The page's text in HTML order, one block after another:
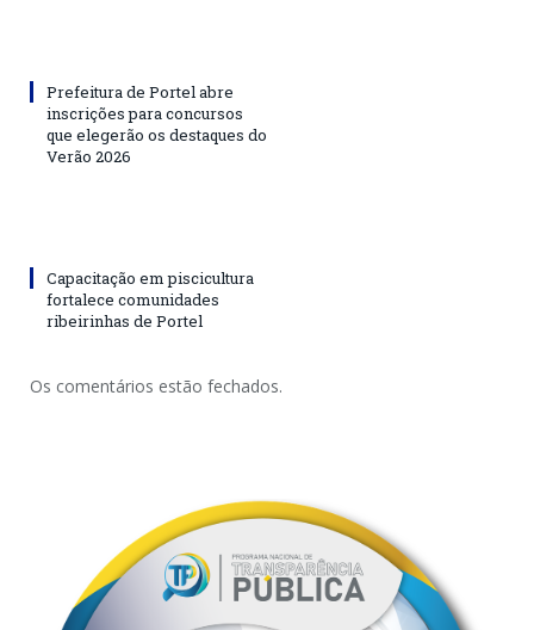
Prefeitura de Portel abre
inscrições para concursos
que elegerão os destaques do
Verão 2026
Capacitação em piscicultura
fortalece comunidades
ribeirinhas de Portel
Os comentários estão fechados.